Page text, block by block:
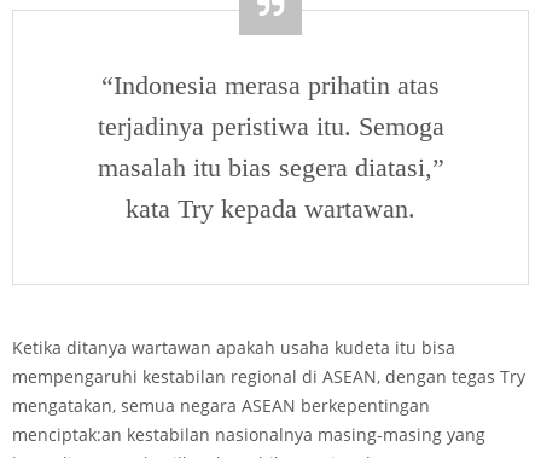
“Indonesia merasa prihatin atas
terjadinya peristiwa itu. Semoga
masalah itu bias segera diatasi,”
kata Try kepada wartawan.
Ketika ditanya wartawan apakah usaha kudeta itu bisa
mempengaruhi kestabilan regional di ASEAN, dengan tegas Try
mengatakan, semua negara ASEAN berkepentingan
menciptak:an kestabilan nasionalnya masing-masing yang